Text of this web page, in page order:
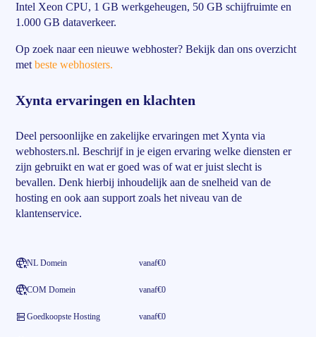
Intel Xeon CPU, 1 GB werkgeheugen, 50 GB schijfruimte en
1.000 GB dataverkeer.
Op zoek naar een nieuwe webhoster? Bekijk dan ons overzicht
metbeste webhosters.
Xynta ervaringen en klachten
Deel persoonlijke en zakelijke ervaringen met Xynta via
webhosters.nl. Beschrijf in je eigen ervaring welke diensten er
zijn gebruikt en wat er goed was of wat er juist slecht is
bevallen. Denk hierbij inhoudelijk aan de snelheid van de
hosting en ook aan support zoals het niveau van de
klantenservice.
NL Domein vanaf€0
COM Domein vanaf€0
Goedkoopste Hosting vanaf€0